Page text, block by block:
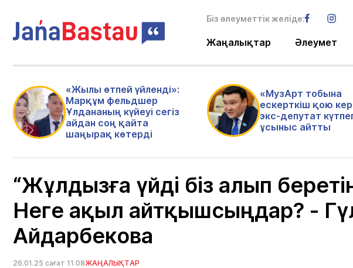
Біз әлеуметтік желіде:
Жаңалықтар Әлеумет
«Жылы өтпей үйленді»:
Марқұм фельдшер
Ұлдананың күйеуі сегіз
айдан соң қайта
шаңырақ көтерді
«МузАрт тобына
ескерткіш қою
экс-депутат
ұсыныс айтты
“Жұлдызға үйді біз алып
Неге ақыл айтқышсыңдар? -
Айдарбекова
26.01.25 сағат 11:08ЖАҢАЛЫҚТАР